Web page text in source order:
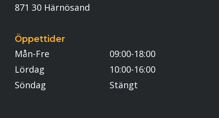
871 30 Härnösand
Öppettider
Mån-Fre
Lördag
Söndag
09:00-18:00
10:00-16:00
Stängt